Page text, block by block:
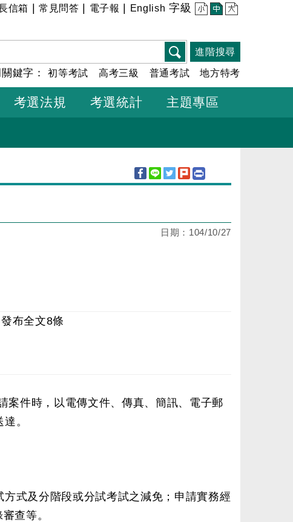
信箱 常見問答 電子報 English 字級 小 中 大
進階搜尋
關鍵字：初等考試 高考三級 普通考試 地方特考
考選法規 考選統計 主題專區
日期： 104/10/27
布全文8條
件時，以電傳文件、傳真、簡訊、電子郵
。
式及分階段或分試考試之減免；申請實務經
查等。